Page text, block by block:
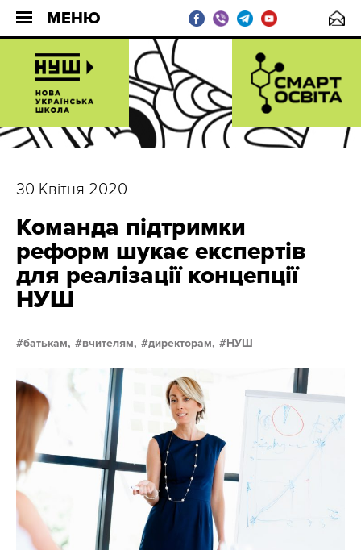
МЕНЮ
30 Квітня 2020
Команда підтримки
реформ шукає експертів
для реалізації концепції
НУШ
батькам, вчителям, директорам, НУШ